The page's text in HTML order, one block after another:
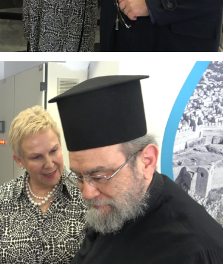
τον θάνατο της
Νάντιας(VID)